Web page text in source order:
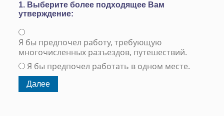
1. Выберите более подходящее Вам
утверждение:
Я бы предпочел работу, требующую
многочисленных разъездов, путешествий.
Я бы предпочел работать в одном месте.